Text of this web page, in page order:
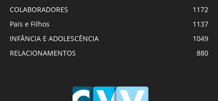
COLABORADORES
1172
Pais e Filhos
1137
INFÂNCIA E ADOLESCÊNCIA
1049
RELACIONAMENTOS
880